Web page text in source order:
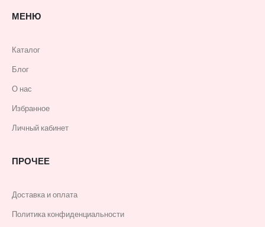
МЕНЮ
Каталог
Блог
О нас
Избранное
Личный кабинет
ПРОЧЕЕ
Доставка и оплата
Политика конфиденциальности